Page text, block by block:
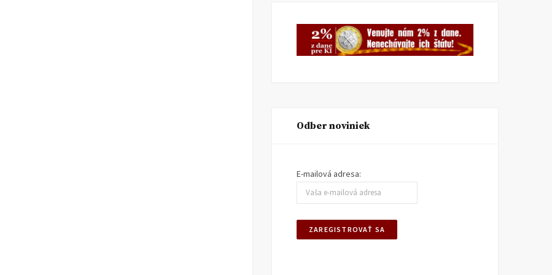
Odber noviniek
E-mailová adresa: